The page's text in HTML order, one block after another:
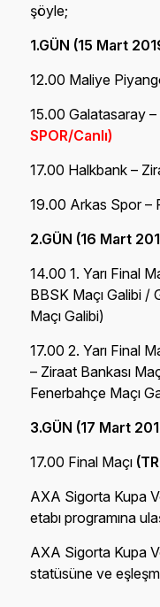
şöyle;
1.GÜN (15 Mart
12.00 Maliye
15.00 Galatasaray
SPOR/Canlı)
17.00 Halkbank –
19.00 Arkas Spor –
2.GÜN (16 Mart
14.00 1. Yarı Final
BBSK Maçı Galibi /
Maçı Galibi)
17.00 2. Yarı Final
– Ziraat Bankası
Fenerbahçe Maçı
3.GÜN (17 Mart
17.00 Final Maçı
AXA Sigorta Kupa
etabı programına
AXA Sigorta Kupa
statüsüne ve